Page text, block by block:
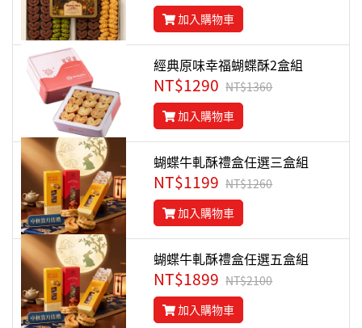
加入購物車
經典原味幸福蝴蝶酥2盒組
NT$1290 NT$1360
加入購物車
蝴蝶牛軋酥禮盒任選三盒組
NT$1199 NT$1260
加入購物車
蝴蝶牛軋酥禮盒任選五盒組
NT$1899 NT$2100
加入購物車